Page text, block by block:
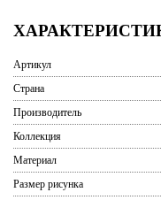
Артикул
Страна
Производитель
Коллекция
Материал
Размер рисунка